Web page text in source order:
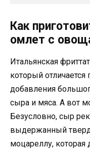
Как
омлет с
Итальянская
который
добавления
сыра и мяса. А вот
Безусловно, сыр
выдержанный
моцареллу, которая